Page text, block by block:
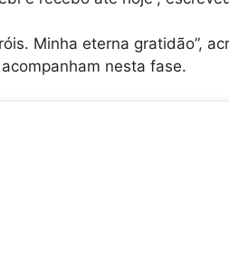
Minha eterna gratidão”,
nesta fase.